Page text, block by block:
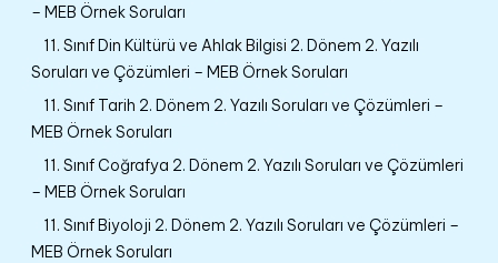
– MEB Örnek Soruları
11. Sınıf Din Kültürü ve Ahlak Bilgisi 2. Dönem 2. Yazılı
Soruları ve Çözümleri – MEB Örnek Soruları
11. Sınıf Tarih 2. Dönem 2. Yazılı Soruları ve Çözümleri –
MEB Örnek Soruları
11. Sınıf Coğrafya 2. Dönem 2. Yazılı Soruları ve Çözümleri
– MEB Örnek Soruları
11. Sınıf Biyoloji 2. Dönem 2. Yazılı Soruları ve Çözümleri –
MEB Örnek Soruları